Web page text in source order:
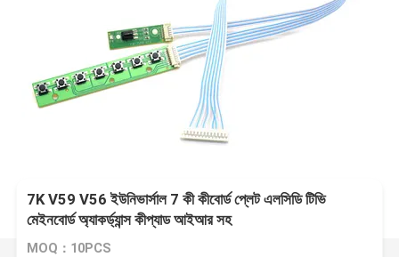
7K V59 V56 ইউনিভার্সাল 7 কী কীবোর্ড প্লেট এলসিডি টিভি
মেইনবোর্ড অ্যাকর্ড্যান্স কীপ্যাড আইআর সহ
MOQ：10PCS